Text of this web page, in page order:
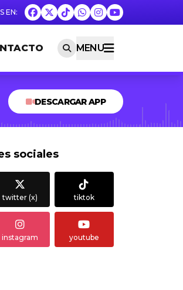
MENU
DESCARGAR APP
sociales
twitter (x) tiktok
instagram youtube